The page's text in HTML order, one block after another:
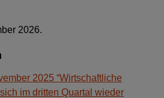
2026.
2025 “Wirtschaftliche
im dritten Quartal wieder